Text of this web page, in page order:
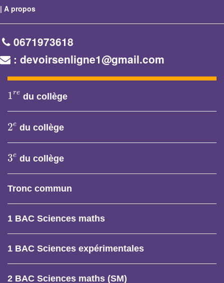
| A propos
0671973618
: devoirsenligne1@gmail.com
1re
1re du collège
2e
2e du collège
3e
3e du collège
Tronc commun
1 BAC Sciences maths
1 BAC Sciences expérimentales
2 BAC Sciences maths (SM)